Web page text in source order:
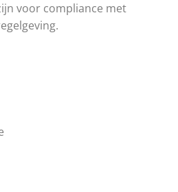
voor compliance met